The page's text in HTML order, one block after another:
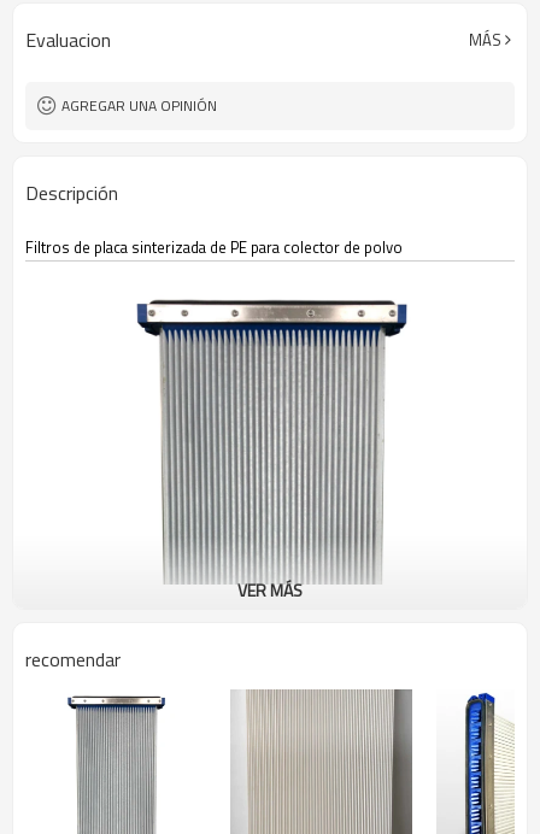
Evaluacion MÁS
AGREGAR UNA OPINIÓN
Descripción
Filtros de placa sinterizada de PE para colector de polvo
VER MÁS
recomendar